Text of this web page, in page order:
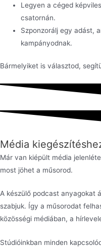
Legyen a céged
csatornán.
Szponzorálj egy adást,
kampányodnak.
Bármelyiket is választod,
Média
Már van kiépült média
most jöhet a műsorod.
A készülő podcast anyagokat
szabjuk. Így a műsorodat
közösségi médiában, a
Stúdióinkban minden